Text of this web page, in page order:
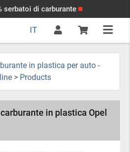
serbatoi di carburante
IT
in plastica per auto -
> Products
in plastica Opel